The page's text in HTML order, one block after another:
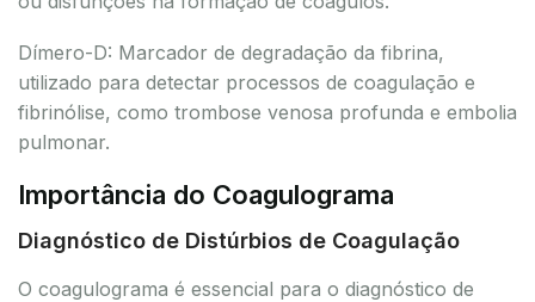
Dímero-D: Marcador de degradação da fibrina,
utilizado para detectar processos de coagulação e
fibrinólise, como trombose venosa profunda e embolia
pulmonar.
Importância do Coagulograma
Diagnóstico de Distúrbios de Coagulação
O coagulograma é essencial para o diagnóstico de